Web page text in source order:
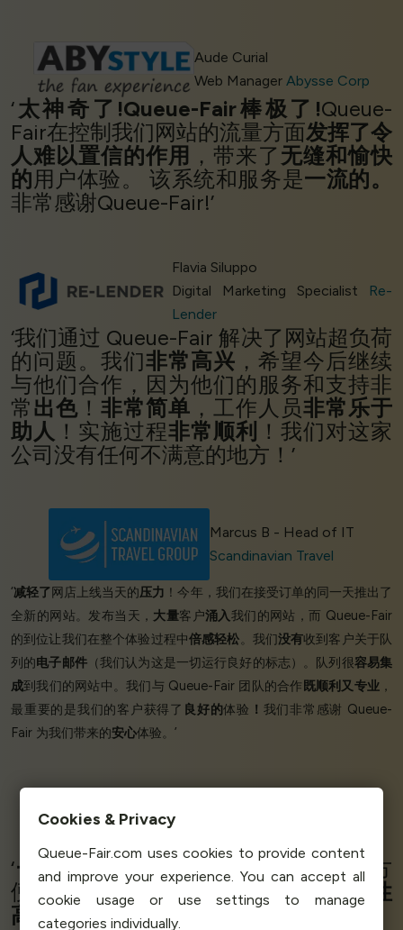
Aude Curial
Web Manager Abysse Corp
‘太神奇了!Queue-Fair棒极了!Queue-
Fair在控制我们网站的流量方面发挥了令
人难以置信的作用 ，带来了 无缝和愉快
的用户体验。 该系统和服务是一流的。
非常感谢Queue-Fair!’
Flavia Siluppo
Digital Marketing Specialist
Re-
Lender
‘我们通过 Queue-Fair 解决了网站超负荷
的问题。我们非常高兴 ，希望今后继续
与他们合作，因为他们的服务和支持非
常出色 ！ 非常简单 ，工作人员非常乐于
助人 ！实施过程非常顺利 ！我们对这家
公司没有任何不满意的地方！’
Marcus B - Head of IT
Scandinavian Travel
‘减轻了网店上线当天的压力 ！今年，我们在接受订单的同一天推出了
全新的网站。发布当天， 大量客户涌入我们的网站，而 Queue-Fair
的到位让我们在整个体验过程中倍感轻松。我们没有收到客户关于队
列的电子邮件（我们认为这是一切运行良好的标志）。队列很容易集
成到我们的网站中。我们与 Queue-Fair 团队的合作既顺利又专业 ，
最重要的是我们的客户获得了 良好的体验 ！ 我们非常感谢 Queue-
Fair 为我们带来的安心体验。’
‘一流的 团队，一流的 服务 ！登机方
便，应对高峰负荷效率高！服务可用性
高
！’
Cookies & Privacy
Queue-Fair.com uses cookies to provide content
and improve your experience. You can accept all
cookie usage or use settings to manage
categories individually.